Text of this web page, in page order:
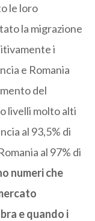
le loro
la migrazione
i
e Romania
del
livelli molto alti
al 93,5% di
al 97% di
numeri che
e quando i